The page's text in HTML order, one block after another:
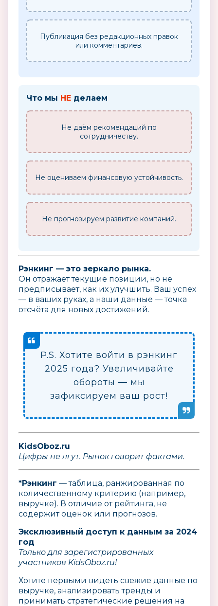
Публикация без редакционных правок
или комментариев.
Что мы НЕ делаем
Не даём рекомендаций по
сотрудничеству.
Не оцениваем финансовую устойчивость.
Не прогнозируем развитие компаний.
Рэнкинг — это зеркало рынка.
Он отражает текущие позиции, но не
предписывает, как их улучшить. Ваш успех
— в ваших руках, а наши данные — точка
отсчёта для новых достижений.
P.S. Хотите войти в рэнкинг
2025 года? Увеличивайте
обороты — мы
зафиксируем ваш рост!
KidsOboz.ru
Цифры не лгут. Рынок говорит фактами.
*Рэнкинг — таблица, ранжированная по
количественному критерию (например,
выручке). В отличие от рейтинга, не
содержит оценок или прогнозов.
Эксклюзивный доступ к данным за 2024
год
Только для зарегистрированных
участников KidsOboz.ru!
Хотите первыми видеть свежие данные по
выручке, анализировать тренды и
принимать стратегические решения на